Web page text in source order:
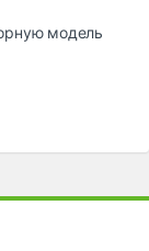
модель